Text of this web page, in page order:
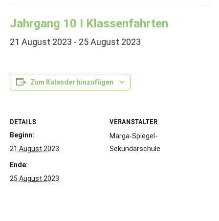
Jahrgang 10 I Klassenfahrten
21 August 2023 - 25 August 2023
Zum Kalender hinzufügen
DETAILS
Beginn:
21 August 2023
Ende:
25 August 2023
VERANSTALTER
Marga-Spiegel-
Sekundarschule